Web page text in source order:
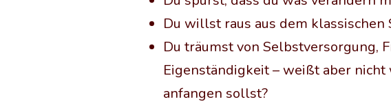
Du willst raus aus dem klassischen
Du träumst von Selbstversorgung,
Eigenständigkeit – weißt aber nicht
anfangen sollst?